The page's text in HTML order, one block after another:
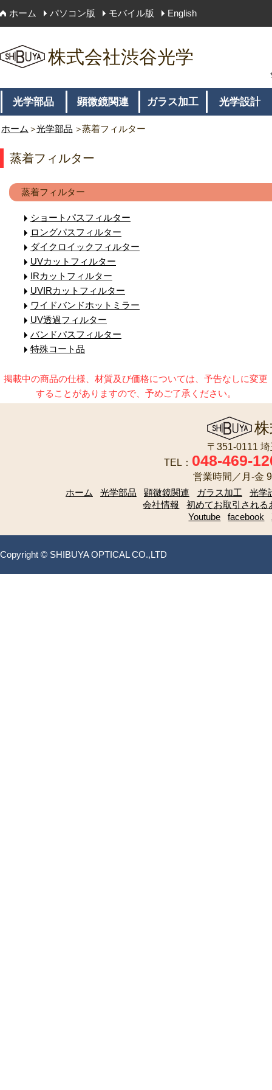
ホーム パソコン版 モバイル版 English
株式会社渋谷光学
光学部品 顕微鏡関連 ガラス加工 光学設計
ホーム 光学部品 蒸着フィルター
蒸着フィルター
蒸着フィルター
ショートパスフィルター
ロングパスフィルター
ダイクロイックフィルター
UVカットフィルター
IRカットフィルター
UVIRカットフィルター
ワイドバンドホットミラー
UV透過フィルター
バンドパスフィルター
特殊コート品
掲載中の商品の仕様、材質及び価格については、予告なしに変更
することがありますので、予めご了承ください。
〒351-0111
TEL： 048-469-
営業時間／月-金
ホーム
光学部品 顕微鏡関連 ガラス加工
光学
会社情報
初めてお取引される
Youtube
facebook
Copyright © SHIBUYA OPTICAL CO.,LTD